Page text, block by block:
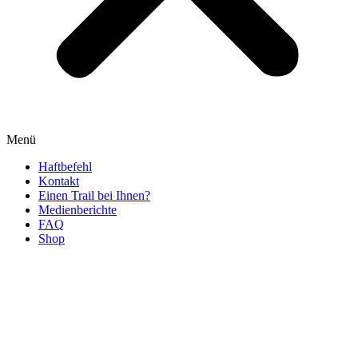
Menü
Haftbefehl
Kontakt
Einen Trail bei Ihnen?
Medienberichte
FAQ
Shop